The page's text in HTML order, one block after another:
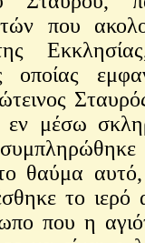
που
οποίας
εν μέσω
θαύμα
το ιερό
που η